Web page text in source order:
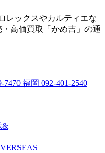
レックスやカルティエな
高価買取「かめ吉」の通
7470 福岡 092-401-2540
&